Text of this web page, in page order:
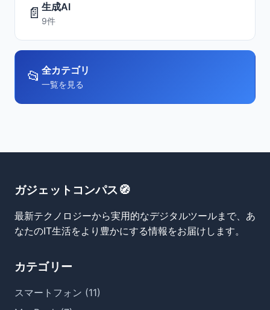
📄 生成AI
9件
📂 全カテゴリ
一覧を見る
ガジェットコンパス🧭
最新テクノロジーから実用的なデジタルツールまで、あ
なたのIT生活をより豊かにする情報をお届けします。
カテゴリー
スマートフォン (11)